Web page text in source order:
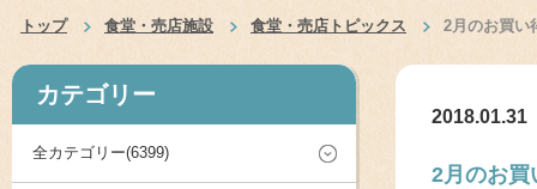
トップ 食堂・売店施設 食堂・売店トピックス 2月のお買い
カテゴリー
全カテゴリー(6399)
2018.01.31
2月のお買